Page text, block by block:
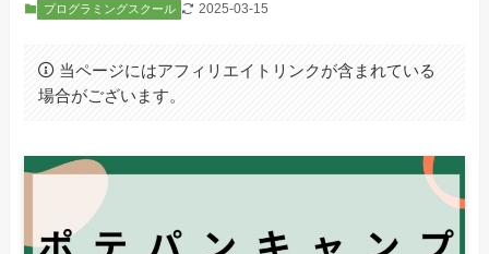
プログラミングスクール 2025-03-15
当ページにはアフィリエイトリンクが含まれている
場合がございます。